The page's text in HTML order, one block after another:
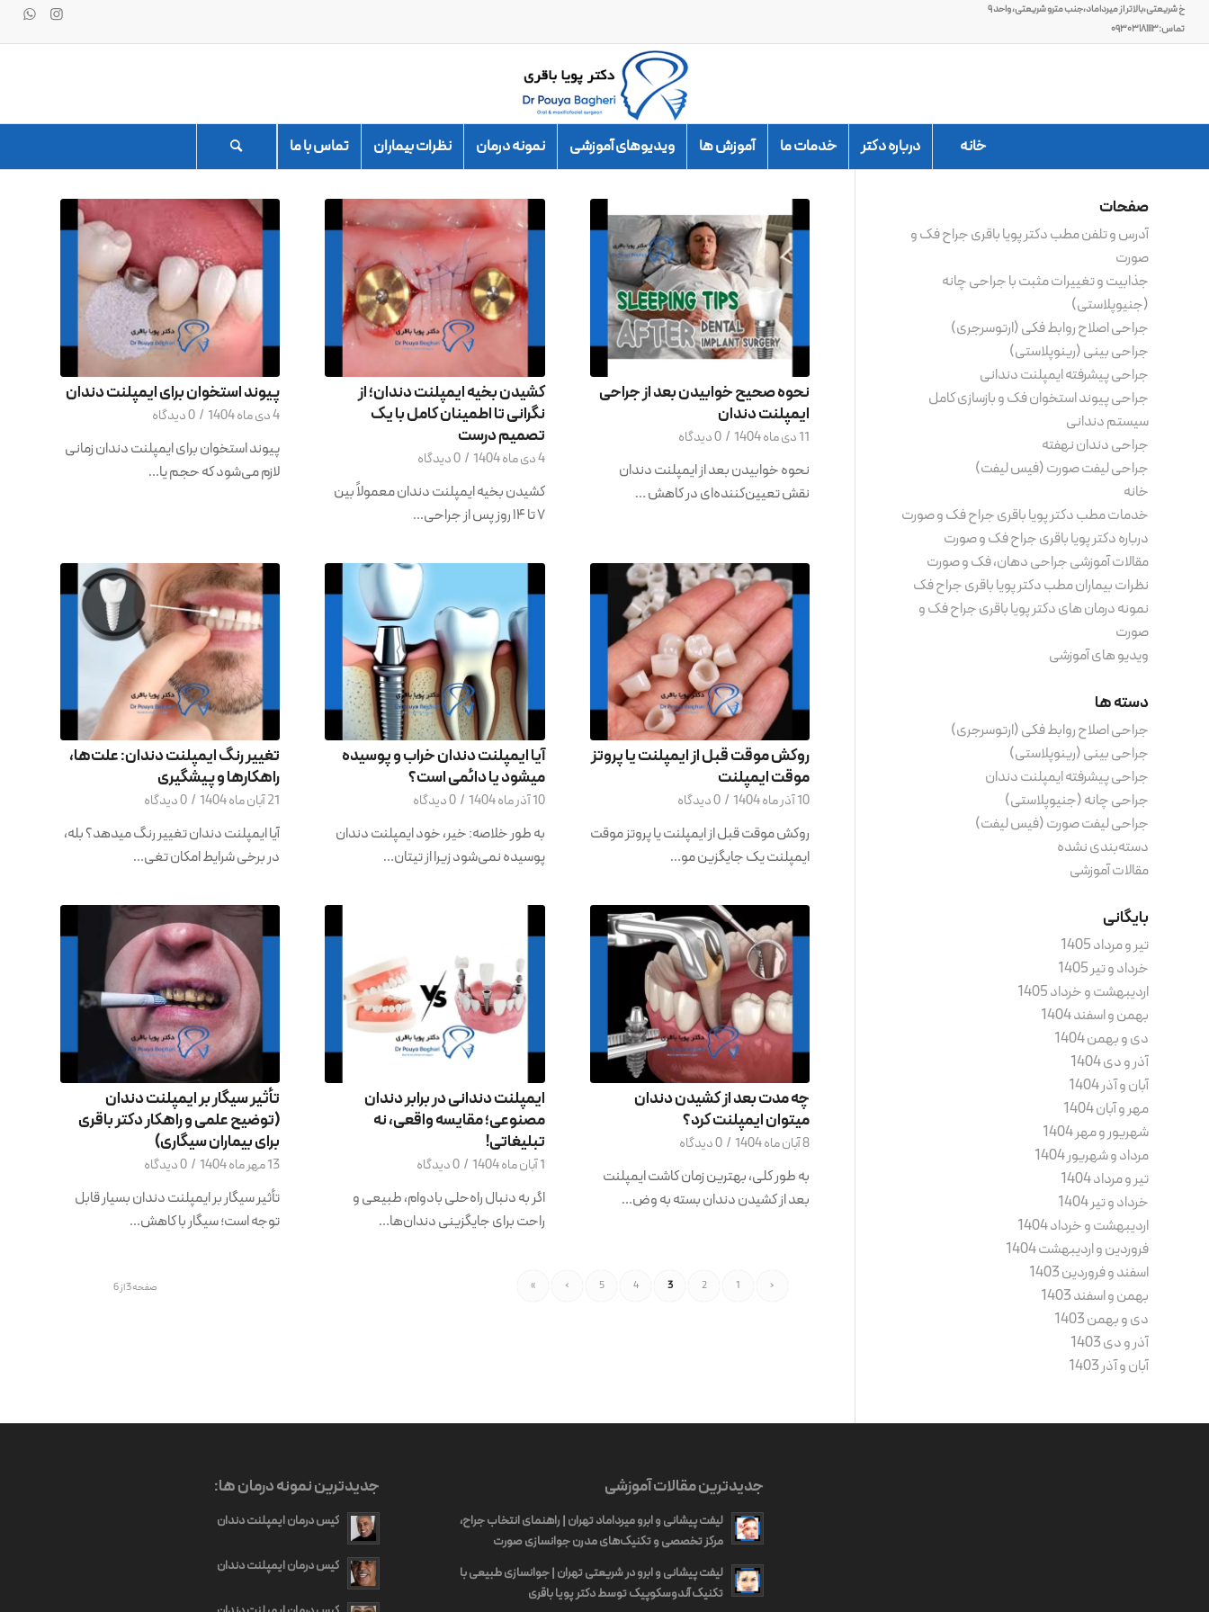
خ شریعتی،بالاتر از میرداماد،جنب مترو شریعتی، واحد ۹
تماس:۰۹۳۰۳۱۸۱۱۱۳
خانه درباره دکتر خدمات ما آموزش ها ویدیوهای آموزشی نمونه درمان نظرات بیماران تماس با ما
نحوه صحیح خوابیدن بعد از جراحی
ایمپلنت دندان
11 دی ماه 1404 / 0 دیدگاه
نحوه خوابیدن بعد از ایمپلنت دندان
نقش تعیین‌کننده‌ای در کاهش …
کشیدن بخیه ایمپلنت دندان؛ از
نگرانی تا اطمینان کامل با یک
تصمیم درست
4 دی ماه 1404 / 0 دیدگاه
کشیدن بخیه ایمپلنت دندان معمولاً بین
۷ تا ۱۴ روز پس از جراحی…
پیوند استخوان برای ایمپلنت دندان
4 دی ماه 1404 / 0 دیدگاه
پیوند استخوان برای ایمپلنت دندان زمانی
لازم می‌شود که حجم یا…
روکش موقت قبل از ایمپلنت یا پروتز
موقت ایمپلنت
10 آذر ماه 1404 / 0 دیدگاه
روکش موقت قبل از ایمپلنت یا پروتز موقت
ایمپلنت یک جایگزین مو…
آیا ایمپلنت دندان خراب و پوسیده
میشود یا دائمی است؟
10 آذر ماه 1404 / 0 دیدگاه
به طور خلاصه: خیر، خود ایمپلنت دندان
پوسیده نمی‌شود زیرا از تیتان…
تغییر رنگ ایمپلنت دندان: علت‌ها،
راهکارها و پیشگیری
21 آبان ماه 1404 / 0 دیدگاه
آیا ایمپلنت دندان تغییر رنگ میدهد؟ بله،
در برخی شرایط امکان تغی…
چه مدت بعد از کشیدن دندان
میتوان ایمپلنت کرد؟
8 آبان ماه 1404 / 0 دیدگاه
به طور کلی، بهترین زمان کاشت ایمپلنت
بعد از کشیدن دندان بسته به وض…
ایمپلنت دندانی در برابر دندان
مصنوعی؛ مقایسه واقعی، نه
تبلیغاتی!
1 آبان ماه 1404 / 0 دیدگاه
اگر به دنبال راه‌حلی بادوام، طبیعی و
راحت برای جایگزینی دندان‌ها…
تأثیر سیگار بر ایمپلنت دندان
(توضیح علمی و راهکار دکتر باقری
برای بیماران سیگاری)
13 مهر ماه 1404 / 0 دیدگاه
تأثیر سیگار بر ایمپلنت دندان بسیار قابل
توجه است؛ سیگار با کاهش…
صفحه 3 از 6 ‹
1
2
3
4
5
›
»
صفحات
آدرس و تلفن مطب دکتر پویا باقری جراح فک و
صورت
جذابیت و تغییرات مثبت با جراحی چانه
(جنیوپلاستی)
جراحی اصلاح روابط فکی (ارتوسرجری)
جراحی بینی (رینوپلاستی)
جراحی پیشرفته ایمپلنت دندانی
جراحی پیوند استخوان فک و بازسازی کامل
سیستم دندانی
جراحی دندان‌ نهفته
جراحی لیفت صورت (فیس لیفت)
خانه
خدمات مطب دکتر پویا باقری جراح فک و صورت
درباره دکتر پویا باقری جراح فک و صورت
مقالات آموزشی جراحی دهان، فک و صورت
نظرات بیماران مطب دکتر پویا باقری جراح فک
نمونه درمان های دکتر پویا باقری جراح فک و
صورت
ویدیو های آموزشی
دسته ها
جراحی اصلاح روابط فکی (ارتوسرجری)
جراحی بینی (رینوپلاستی)
جراحی پیشرفته ایمپلنت دندان
جراحی چانه (جنیوپلاستی)
جراحی لیفت صورت (فیس لیفت)
دسته‌بندی نشده
مقالات آموزشی
بایگانی
تیر و مرداد 1405
خرداد و تیر 1405
اردیبهشت و خرداد 1405
بهمن و اسفند 1404
دی و بهمن 1404
آذر و دی 1404
آبان و آذر 1404
مهر و آبان 1404
شهریور و مهر 1404
مرداد و شهریور 1404
تیر و مرداد 1404
خرداد و تیر 1404
اردیبهشت و خرداد 1404
فروردین و اردیبهشت 1404
اسفند و فروردین 1403
بهمن و اسفند 1403
دی و بهمن 1403
آذر و دی 1403
آبان و آذر 1403
جدیدترین مقالات آموزشی
لیفت پیشانی و ابرو میرداماد تهران | راهنمای انتخاب جراح،
مرکز تخصصی و تکنیک‌های مدرن جوانسازی صورت
لیفت پیشانی و ابرو در شریعتی تهران | جوانسازی طبیعی با
تکنیک آندوسکوپیک توسط دکتر پویا باقری
جدیدترین نمونه درمان ها:
کیس درمان ایمپلنت دندان
کیس درمان ایمپلنت دندان